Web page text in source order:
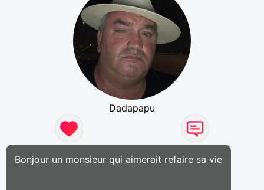
Dadapapu
Bonjour un monsieur qui aimerait refaire sa vie